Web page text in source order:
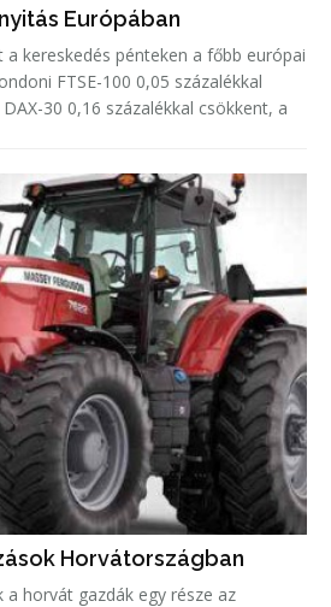
Európában
a kereskedés pénteken a főbb európai
30 0,16 százalékkal csökkent, a
Horvátországban
horvát gazdák egy része az